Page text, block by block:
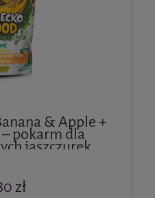
& Apple +
pokarm dla
jaszczurek
zł